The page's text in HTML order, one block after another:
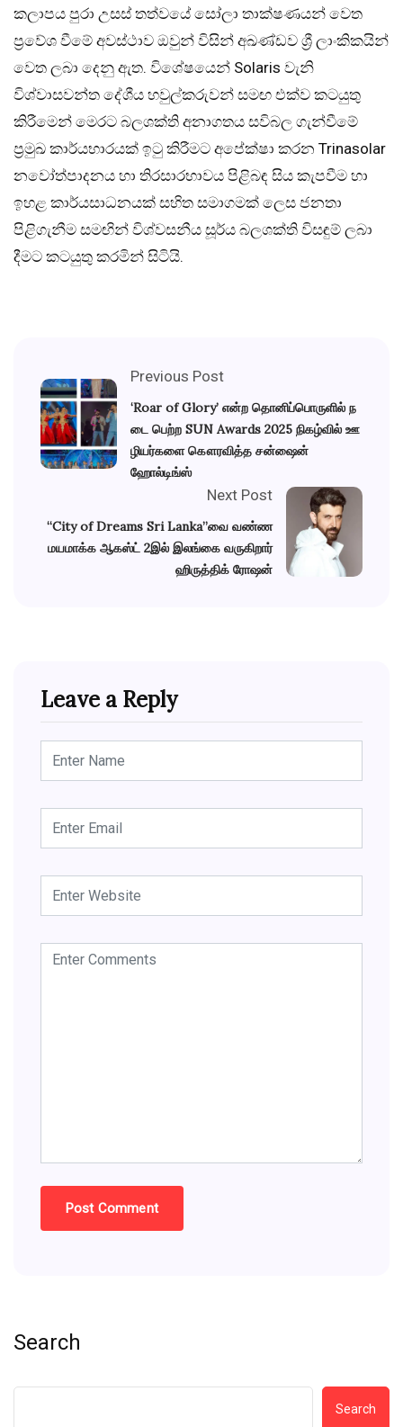
කලාපය පුරා උසස් තත්වයේ සෝලා තාක්ෂණයන් වෙත
ප්‍රවේශ වීමේ අවස්ථාව ඔවුන් විසින් අඛණ්ඩව ශ්‍රී ලාංකිකයින්
වෙත ලබා දෙනු ඇත. විශේෂයෙන් Solaris වැනි
විශ්වාසවන්ත දේශීය හවුල්කරුවන් සමඟ එක්ව කටයුතු
කිරීමෙන් මෙරට බලශක්ති අනාගතය සවිබල ගැන්වීමේ
ප්‍රමුඛ කාර්යභාරයක් ඉටු කිරීමට අපේක්ෂා කරන Trinasolar
නවෝත්පාදනය හා තිරසාරභාවය පිළිබඳ සිය කැපවීම හා
ඉහළ කාර්යසාධනයක් සහිත සමාගමක් ලෙස ජනතා
පිළිගැනීම සමඟින් විශ්වසනීය සූර්ය බලශක්ති විසඳුම් ලබා
දීමට කටයුතු කරමින් සිටියි.
Previous Post
‘Roar of Glory’ என்ற தொனிப்பொருளில் ந
டை பெற்ற SUN Awards 2025 நிகழ்வில் ஊ
ழியர்களை கௌரவித்த சன்ஷைன்
ஹோல்டிங்ஸ்
Next Post
“City of Dreams Sri Lanka”வை வண்ண
மயமாக்க ஆகஸ்ட் 2இல் இலங்கை வருகிறார்
ஹிருத்திக் ரோஷன்
Leave a Reply
Search
Search